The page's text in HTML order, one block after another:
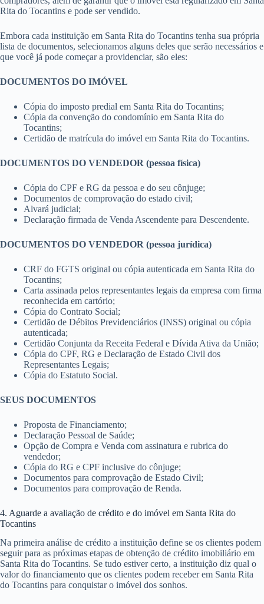
Rita do Tocantins e pode ser vendido.
Embora cada instituição em Santa Rita do Tocantins tenha sua própria
lista de documentos, selecionamos alguns deles que serão necessários e
que você já pode começar a providenciar, são eles:
DOCUMENTOS DO IMÓVEL
Cópia do imposto predial em Santa Rita do Tocantins;
Cópia da convenção do condomínio em Santa Rita do
Tocantins;
Certidão de matrícula do imóvel em Santa Rita do Tocantins.
DOCUMENTOS DO VENDEDOR (pessoa física)
Cópia do CPF e RG da pessoa e do seu cônjuge;
Documentos de comprovação do estado civil;
Alvará judicial;
Declaração firmada de Venda Ascendente para Descendente.
DOCUMENTOS DO VENDEDOR (pessoa jurídica)
CRF do FGTS original ou cópia autenticada em Santa Rita do
Tocantins;
Carta assinada pelos representantes legais da empresa com firma
reconhecida em cartório;
Cópia do Contrato Social;
Certidão de Débitos Previdenciários (INSS) original ou cópia
autenticada;
Certidão Conjunta da Receita Federal e Dívida Ativa da União;
Cópia do CPF, RG e Declaração de Estado Civil dos
Representantes Legais;
Cópia do Estatuto Social.
SEUS DOCUMENTOS
Proposta de Financiamento;
Declaração Pessoal de Saúde;
Opção de Compra e Venda com assinatura e rubrica do
vendedor;
Cópia do RG e CPF inclusive do cônjuge;
Documentos para comprovação de Estado Civil;
Documentos para comprovação de Renda.
4. Aguarde a avaliação de crédito e do imóvel em Santa Rita do
Tocantins
Na primeira análise de crédito a instituição define se os clientes podem
seguir para as próximas etapas de obtenção de crédito imobiliário em
Santa Rita do Tocantins. Se tudo estiver certo, a instituição diz qual o
valor do financiamento que os clientes podem receber em Santa Rita
do Tocantins para conquistar o imóvel dos sonhos.